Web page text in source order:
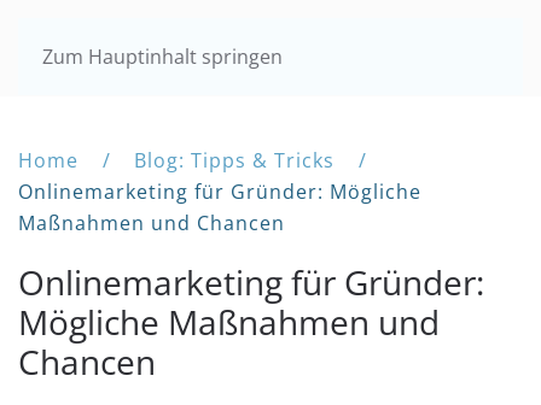
Zum Hauptinhalt springen
Home
Blog: Tipps & Tricks
Onlinemarketing für Gründer: Mögliche
Maßnahmen und Chancen
Onlinemarketing für Gründer:
Mögliche Maßnahmen und
Chancen